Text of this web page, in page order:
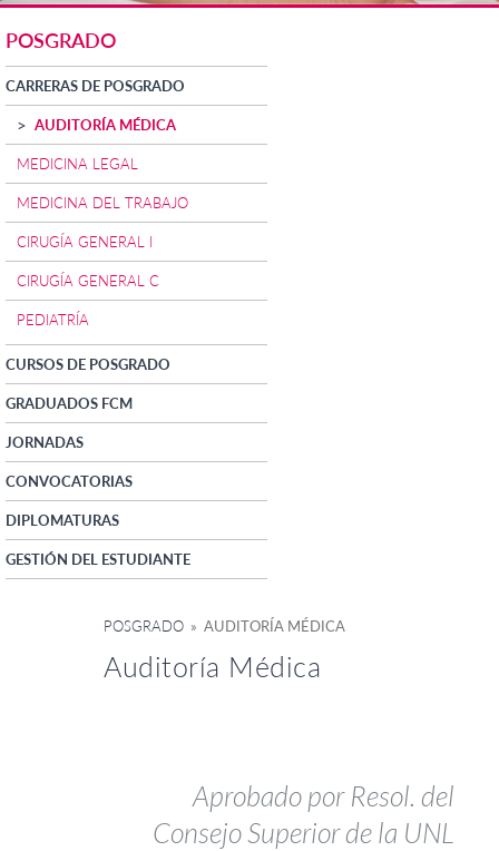
POSGRADO
CARRERAS DE POSGRADO
AUDITORÍA MÉDICA
MEDICINA LEGAL
MEDICINA DEL TRABAJO
CIRUGÍA GENERAL I
CIRUGÍA GENERAL C
PEDIATRÍA
CURSOS DE POSGRADO
GRADUADOS FCM
JORNADAS
CONVOCATORIAS
DIPLOMATURAS
GESTIÓN DEL ESTUDIANTE
POSGRADO » AUDITORÍA MÉDICA
Auditoría Médica
Aprobado por Resol. del
Consejo Superior de la UNL